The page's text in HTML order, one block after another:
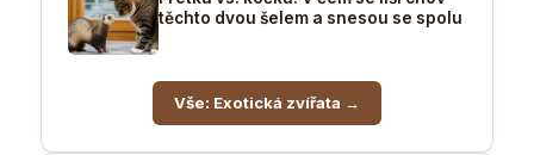
těchto dvou šelem a snesou se spolu
Vše: Exotická zvířata →